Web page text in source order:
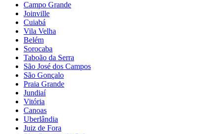
Campo Grande
Joinville
Cuiabá
Vila Velha
Belém
Sorocaba
Taboão da Serra
São José dos Campos
São Gonçalo
Praia Grande
Jundiaí
Vitória
Canoas
Uberlândia
Juiz de Fora